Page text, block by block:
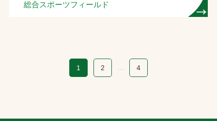
総合スポーツフィールド
1 2 ... 4